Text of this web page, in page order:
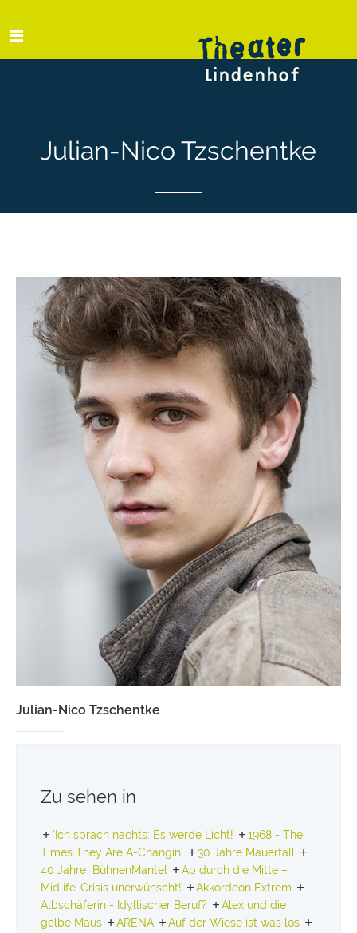
Julian-Nico Tzschentke
Julian-Nico Tzschentke
Zu sehen in
"Ich sprach nachts: Es werde Licht!
1968 - The
Times They Are A-Changin‘
30 Jahre Mauerfall
40 Jahre BühnenMantel
Ab durch die Mitte –
Midlife-Crisis unerwünscht!
Akkordeon Extrem
Albschäferin - Idyllischer Beruf?
Alex und die
gelbe Maus
ARENA
Auf der Wiese ist was los